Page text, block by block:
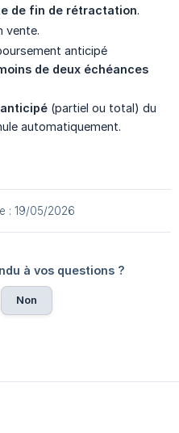
de fin de rétractation.
vente.
anticipé
de deux échéances
(partiel ou total) du
automatiquement.
: 19/05/2026
à vos questions ?
Non